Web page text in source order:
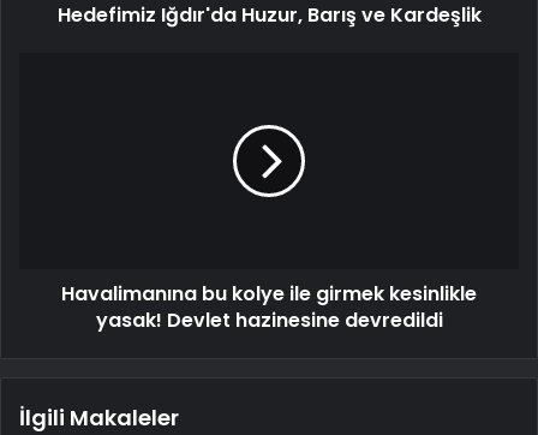
Hedefimiz Iğdır'da Huzur, Barış ve Kardeşlik
Havalimanına bu kolye ile girmek kesinlikle
yasak! Devlet hazinesine devredildi
İlgili Makaleler